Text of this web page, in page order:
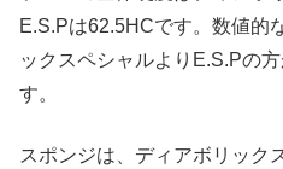
E.S.Pは62.5HCです。数値的
ックスペシャルよりE.S.Pの
す。
スポンジは、ディアボリック